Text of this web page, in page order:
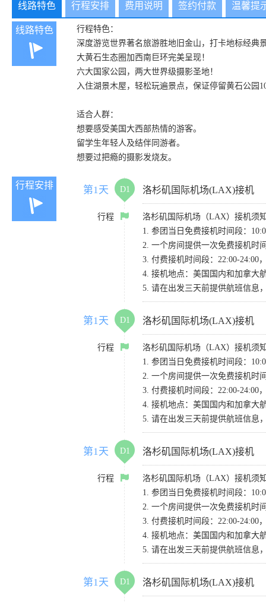
线路特色 行程安排 费用说明 签约付款 温馨提
线路特色
行程特色：
深度游览世界著名旅游胜地旧金山，打卡地标经典
大黄石生态圈加西南巨环完美呈现！
六大国家公园，两大世界级摄影圣地！
入住湖景木屋，轻松玩遍景点，保证停留黄石公园
适合人群：
想要感受美国大西部热情的游客。
留学生年轻人及结伴同游者。
想要过把瘾的摄影发烧友。
行程安排 第1天 D1 洛杉矶国际机场(LAX)接机
行程
洛杉矶国际机场（LAX）接机须
1. 参团当日免费接机时间段：
2. 一个房间提供一次免费接机时
3. 付费接机时间段：22:00-24:00
4. 接机地点：美国国内和加拿大
5. 请在出发三天前提供航班信息
第1天 D1 洛杉矶国际机场(LAX)接机
行程
洛杉矶国际机场（LAX）接机须
1. 参团当日免费接机时间段：
2. 一个房间提供一次免费接机时
3. 付费接机时间段：22:00-24:00
4. 接机地点：美国国内和加拿大
5. 请在出发三天前提供航班信息
第1天 D1 洛杉矶国际机场(LAX)接机
行程
洛杉矶国际机场（LAX）接机须
1. 参团当日免费接机时间段：
2. 一个房间提供一次免费接机时
3. 付费接机时间段：22:00-24:00
4. 接机地点：美国国内和加拿大
5. 请在出发三天前提供航班信息
第1天 D1 洛杉矶国际机场(LAX)接机